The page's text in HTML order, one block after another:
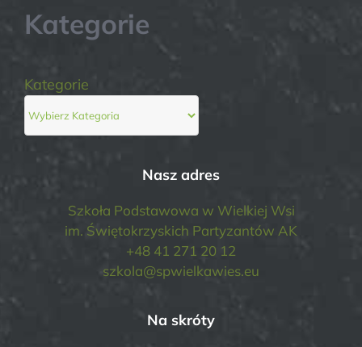
Kategorie
Kategorie
Nasz adres
Szkoła Podstawowa w Wielkiej Wsi
im. Świętokrzyskich Partyzantów AK
+48 41 271 20 12
szkola@spwielkawies.eu
Na skróty